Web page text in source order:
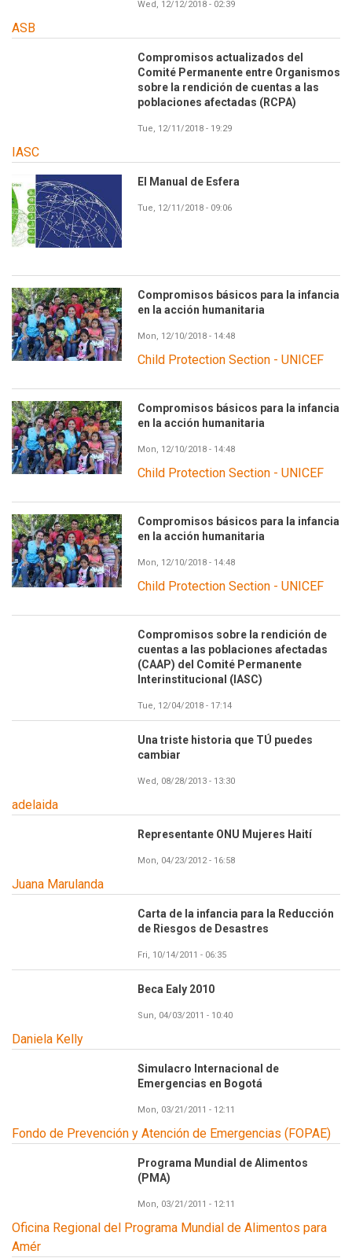
Wed, 12/12/2018 - 02:39
ASB
Compromisos actualizados del
Comité Permanente entre Organismos
sobre la rendición de cuentas a las
poblaciones afectadas (RCPA)
Tue, 12/11/2018 - 19:29
IASC
El Manual de Esfera
Tue, 12/11/2018 - 09:06
Compromisos básicos para la infancia
en la acción humanitaria
Mon, 12/10/2018 - 14:48
Child Protection Section - UNICEF
Compromisos básicos para la infancia
en la acción humanitaria
Mon, 12/10/2018 - 14:48
Child Protection Section - UNICEF
Compromisos básicos para la infancia
en la acción humanitaria
Mon, 12/10/2018 - 14:48
Child Protection Section - UNICEF
Compromisos sobre la rendición de
cuentas a las poblaciones afectadas
(CAAP) del Comité Permanente
Interinstitucional (IASC)
Tue, 12/04/2018 - 17:14
Una triste historia que TÚ puedes
cambiar
Wed, 08/28/2013 - 13:30
adelaida
Representante ONU Mujeres Haití
Mon, 04/23/2012 - 16:58
Juana Marulanda
Carta de la infancia para la Reducción
de Riesgos de Desastres
Fri, 10/14/2011 - 06:35
Beca Ealy 2010
Sun, 04/03/2011 - 10:40
Daniela Kelly
Simulacro Internacional de
Emergencias en Bogotá
Mon, 03/21/2011 - 12:11
Fondo de Prevención y Atención de Emergencias (FOPAE)
Programa Mundial de Alimentos
(PMA)
Mon, 03/21/2011 - 12:11
Oficina Regional del Programa Mundial de Alimentos para
Amér